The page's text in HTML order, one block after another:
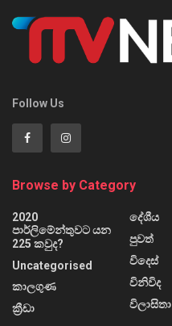
Follow Us
Browse by Category
2020
පාර්ලිමේන්තුවට යන
225 කවුද?
Uncategorised
කාලගුණ
ක්‍රීඩා
දේශීය
පුවත්
විදෙස්
විනිවිද
විලාසිතා